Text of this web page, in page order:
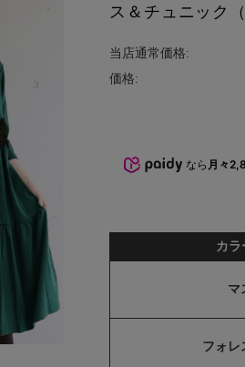
ス＆チュニック
当店通常価格:
価格:
なら 月々
カ
マ
フォレ